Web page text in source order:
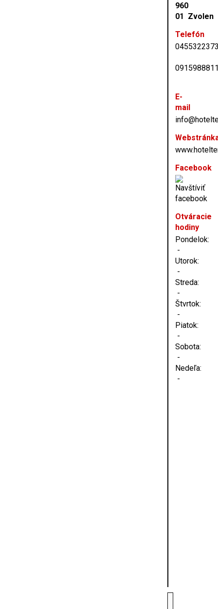
960
01 Zvolen
Telefón
E-
mail
Facebook
Otváracie
hodiny
Pondelok:
-
Utorok:
-
Streda:
-
Štvrtok:
-
Piatok:
-
Sobota:
-
Nedeľa:
-